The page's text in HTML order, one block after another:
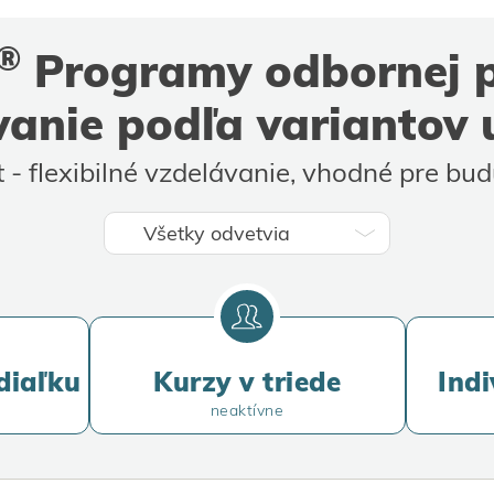
extremen Spaß macht!
Programy odbornej
podľa variantov
- flexibilné vzdelávanie, vhodné pre
Kurzy v triede
neaktívne